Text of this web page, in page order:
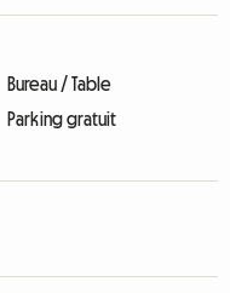
Bureau / Table
Parking gratuit